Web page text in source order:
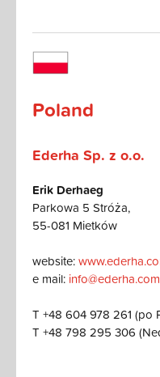
Poland
Ederha Sp. z o.o.
Erik Derhaeg
Parkowa 5 Stróża,
55-081 Mietków
website:
e mail: info@ederha.com
T +48 604 978 261 (po
T +48 798 295 306